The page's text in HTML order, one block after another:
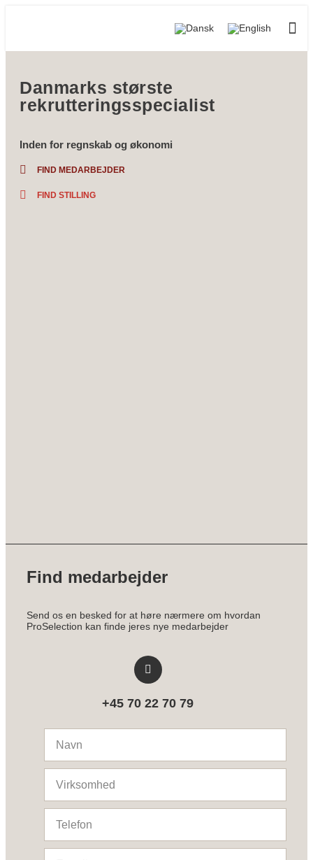
Danmarks største
rekrutteringsspecialist
Inden for regnskab og økonomi
FIND MEDARBEJDER
FIND STILLING
Find medarbejder
Send os en besked for at høre nærmere om hvordan
ProSelection kan finde jeres nye medarbejder
+45 70 22 70 79